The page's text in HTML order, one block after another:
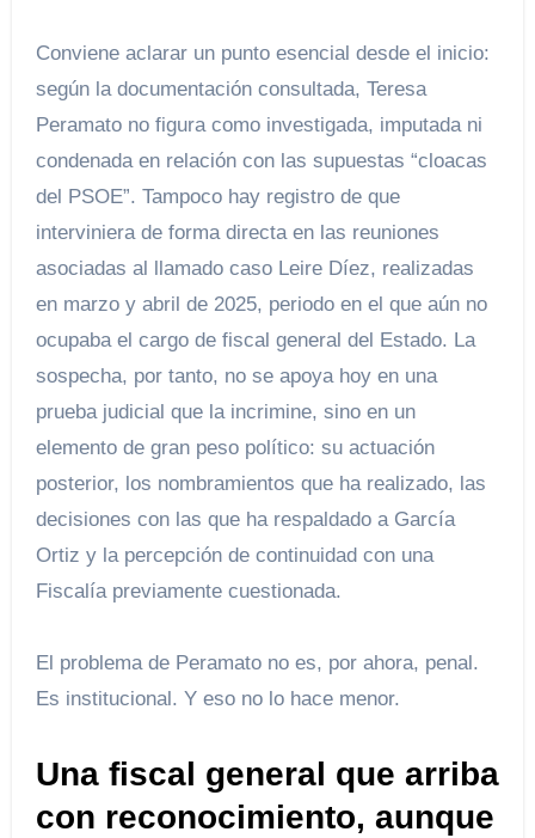
Conviene aclarar un punto esencial desde el inicio:
según la documentación consultada, Teresa
Peramato no figura como investigada, imputada ni
condenada en relación con las supuestas “cloacas
del PSOE”. Tampoco hay registro de que
interviniera de forma directa en las reuniones
asociadas al llamado caso Leire Díez, realizadas
en marzo y abril de 2025, periodo en el que aún no
ocupaba el cargo de fiscal general del Estado. La
sospecha, por tanto, no se apoya hoy en una
prueba judicial que la incrimine, sino en un
elemento de gran peso político: su actuación
posterior, los nombramientos que ha realizado, las
decisiones con las que ha respaldado a García
Ortiz y la percepción de continuidad con una
Fiscalía previamente cuestionada.
El problema de Peramato no es, por ahora, penal.
Es institucional. Y eso no lo hace menor.
Una fiscal general que arriba
con reconocimiento, aunque